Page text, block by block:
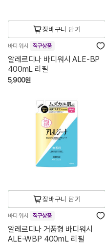
장바구니 담기
바디 워시 직구상품
알레르디나 바디워시 ALE-BP
400mL 리필
5,900원
장바구니 담기
바디 워시 직구상품
알레르디나 거품형 바디워시
ALE-WBP 400mL 리필